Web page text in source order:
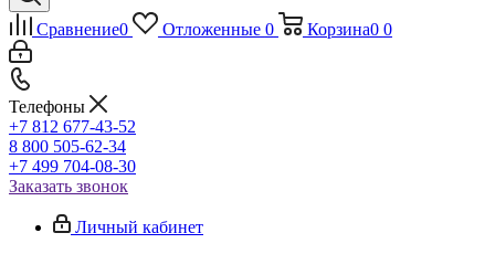
Сравнение0 Отложенные 0 Корзина0 0
Телефоны
+7 812 677-43-52
8 800 505-62-34
+7 499 704-08-30
Заказать звонок
Личный кабинет